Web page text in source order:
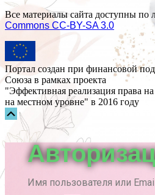
Все материалы сайта доступны по
Commons СС-BY-SA 3.0
Портал создан при финансовой
Союза в рамках проекта
"Эффективная реализация права
на местном уровне" в 2016 году
Прокрутка
вверх
Имя пользователя или Email